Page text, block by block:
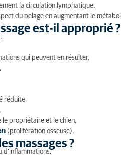
la circulation lymphatique.
du pelage en augmentant le
est-il approprié ?
qui peuvent en résulter,
réduite,
le propriétaire et le chien,
(prolifération osseuse).
massages ?
d'inflammations,